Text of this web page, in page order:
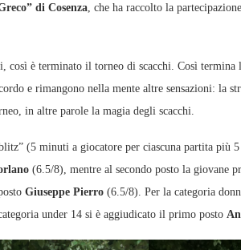
di Cosenza , che ha raccolto la
è terminato il torneo di scacchi. Così termina
e rimangono nella mente altre sensazioni: la
in altre parole la magia degli scacchi.
(5 minuti a giocatore per ciascuna partita più 5
(6.5/8), mentre al secondo posto la giovane
Giuseppe Pierro (6.5/8). Per la categoria
under 14 si è aggiudicato il primo posto